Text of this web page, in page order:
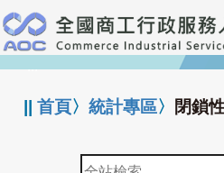
跳
到
主
要
:::
||首頁〉統計專區〉 閉鎖
全